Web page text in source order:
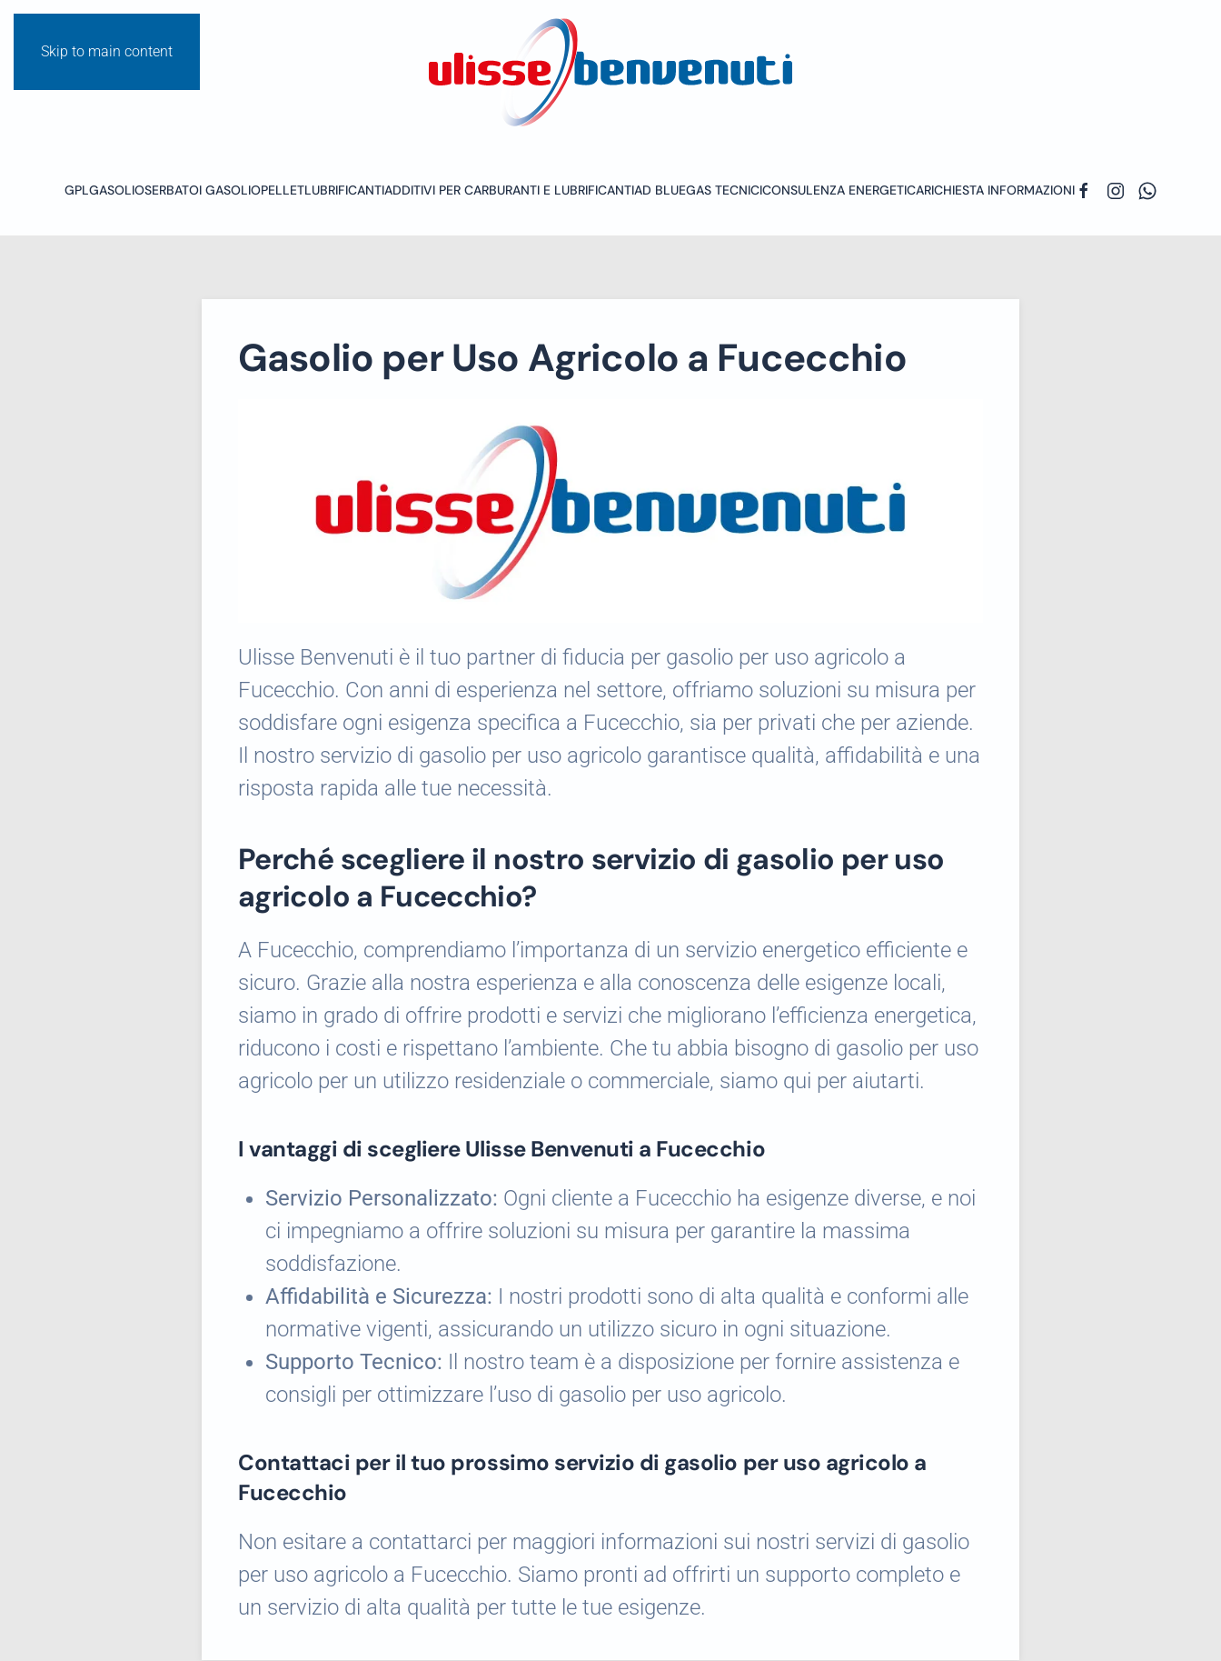
Skip to main content
GPLGASOLIOSERBATOI GASOLIOPELLETLUBRIFICANTIADDITIVI PER CARBURANTI E LUBRIFICANTIAD BLUEGAS TECNICICONSULENZA ENERGETICARICHIESTA INFORMAZIONI
Gasolio per Uso Agricolo a Fucecchio
Ulisse Benvenuti è il tuo partner di fiducia per gasolio per uso agricolo a
Fucecchio. Con anni di esperienza nel settore, offriamo soluzioni su misura per
soddisfare ogni esigenza specifica a Fucecchio, sia per privati che per aziende.
Il nostro servizio di gasolio per uso agricolo garantisce qualità, affidabilità e una
risposta rapida alle tue necessità.
Perché scegliere il nostro servizio di gasolio per uso
agricolo a Fucecchio?
A Fucecchio, comprendiamo l’importanza di un servizio energetico efficiente e
sicuro. Grazie alla nostra esperienza e alla conoscenza delle esigenze locali,
siamo in grado di offrire prodotti e servizi che migliorano l’efficienza energetica,
riducono i costi e rispettano l’ambiente. Che tu abbia bisogno di gasolio per uso
agricolo per un utilizzo residenziale o commerciale, siamo qui per aiutarti.
I vantaggi di scegliere Ulisse Benvenuti a Fucecchio
Servizio Personalizzato: Ogni cliente a Fucecchio ha esigenze diverse, e noi
ci impegniamo a offrire soluzioni su misura per garantire la massima
soddisfazione.
Affidabilità e Sicurezza: I nostri prodotti sono di alta qualità e conformi alle
normative vigenti, assicurando un utilizzo sicuro in ogni situazione.
Supporto Tecnico: Il nostro team è a disposizione per fornire assistenza e
consigli per ottimizzare l’uso di gasolio per uso agricolo.
Contattaci per il tuo prossimo servizio di gasolio per uso agricolo a
Fucecchio
Non esitare a contattarci per maggiori informazioni sui nostri servizi di gasolio
per uso agricolo a Fucecchio. Siamo pronti ad offrirti un supporto completo e
un servizio di alta qualità per tutte le tue esigenze.